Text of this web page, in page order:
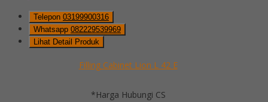
Telepon 03199900316
Whatsapp 082229539969
Lihat Detail Produk
Filling Cabinet Lion L 42 E
*Harga Hubungi CS